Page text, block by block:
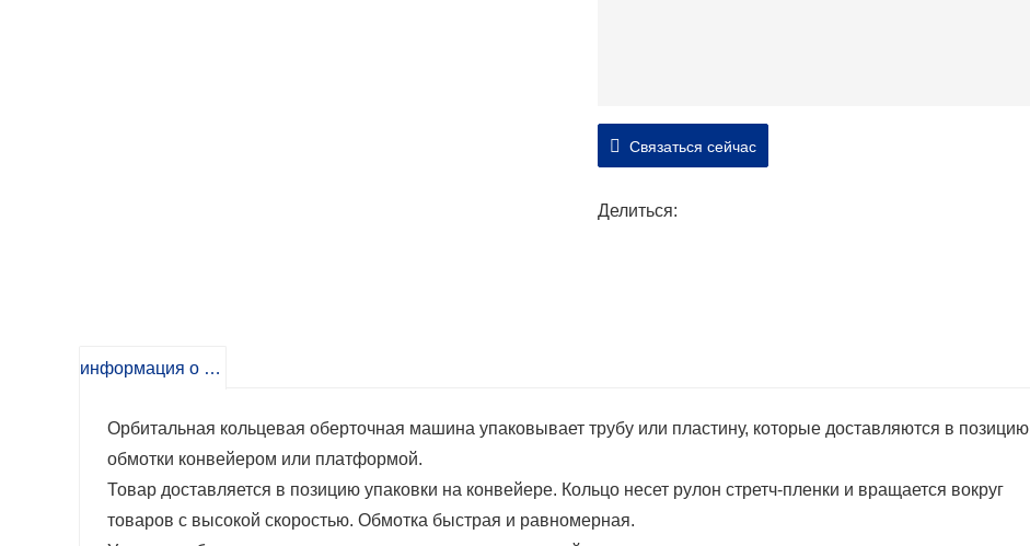
Связаться сейчас
Делиться:
информация о продукте
Орбитальная кольцевая оберточная машина упаковывает трубу или пластину, которые доставляются в позицию
обмотки конвейером или платформой.
Товар доставляется в позицию упаковки на конвейере. Кольцо несет рулон стретч-пленки и вращается вокруг
товаров с высокой скоростью. Обмотка быстрая и равномерная.